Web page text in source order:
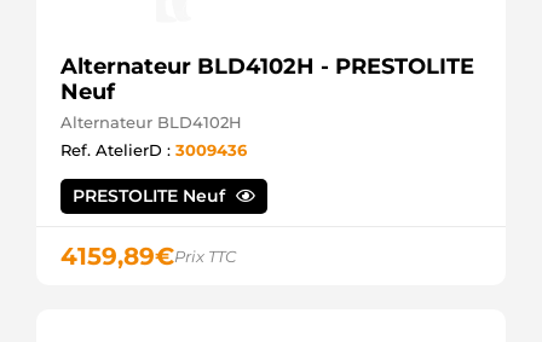
Alternateur BLD4102H - PRESTOLITE
Neuf
Alternateur BLD4102H
Ref. AtelierD : 3009436
PRESTOLITE Neuf
4159,89€Prix TTC